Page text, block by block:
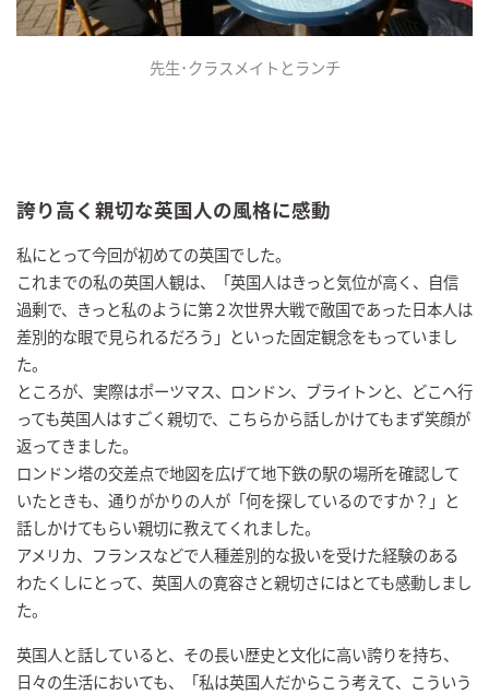
先生･クラスメイトとランチ
誇り高く親切な英国人の風格に感動
私にとって今回が初めての英国でした。
これまでの私の英国人観は、「英国人はきっと気位が高く、自信
過剰で、きっと私のように第２次世界大戦で敵国であった日本人は
差別的な眼で見られるだろう」といった固定観念をもっていまし
た。
ところが、実際はポーツマス、ロンドン、ブライトンと、どこへ行
っても英国人はすごく親切で、こちらから話しかけてもまず笑顔が
返ってきました。
ロンドン塔の交差点で地図を広げて地下鉄の駅の場所を確認して
いたときも、通りがかりの人が「何を探しているのですか？」と
話しかけてもらい親切に教えてくれました。
アメリカ、フランスなどで人種差別的な扱いを受けた経験のある
わたくしにとって、英国人の寛容さと親切さにはとても感動しまし
た。
英国人と話していると、その長い歴史と文化に高い誇りを持ち、
日々の生活においても、「私は英国人だからこう考えて、こういう